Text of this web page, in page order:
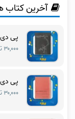
آخرین کتاب
پی دی
۳۰,۰۰۰ تومان
پی
۳۰,۰۰۰ تومان